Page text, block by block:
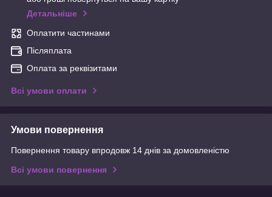
Детальніше
Оплатити частинами
Післяплата
Оплата за реквізитами
Всі умови оплати
Умови повернення
Повернення товару впродовж 14 днів за домовленістю
Всі умови повернення